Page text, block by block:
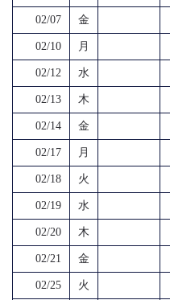
02/07 金
02/10 月
02/12 水
02/13 木
02/14 金
02/17 月
02/18 火
02/19 水
02/20 木
02/21 金
02/25 火